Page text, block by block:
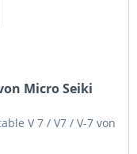
Micro Seiki
V 7 / V7 / V-7 von